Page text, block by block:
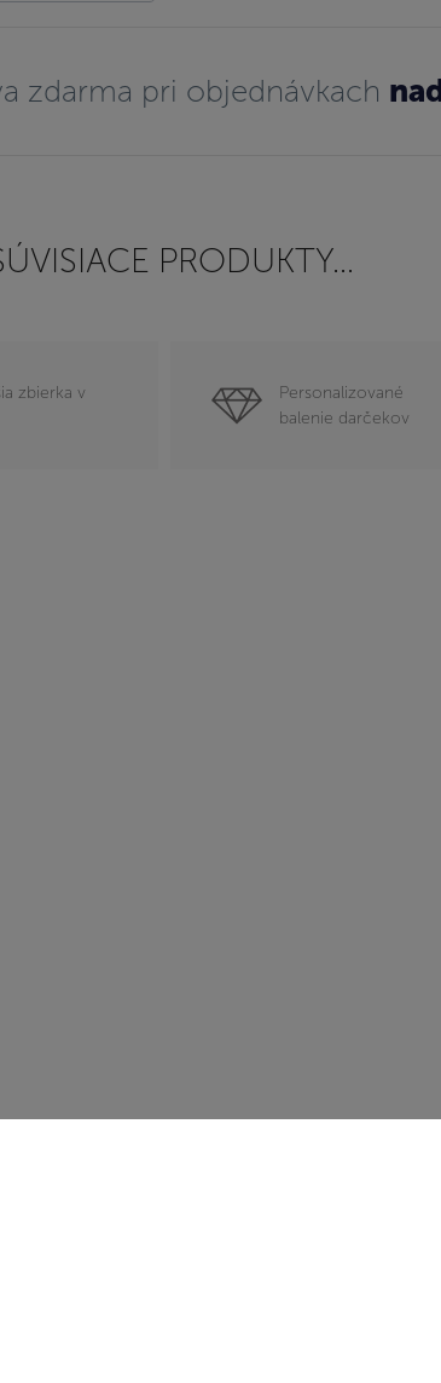
zdarma pri objednávkach
PRODUKTY...
zbierka v
Personalizované
balenie darčekov